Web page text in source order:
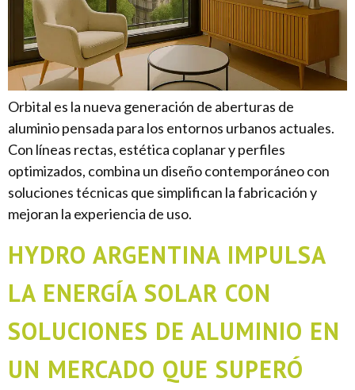
Orbital es la nueva generación de aberturas de
aluminio pensada para los entornos urbanos actuales.
Con líneas rectas, estética coplanar y perfiles
optimizados, combina un diseño contemporáneo con
soluciones técnicas que simplifican la fabricación y
mejoran la experiencia de uso.
HYDRO ARGENTINA IMPULSA
LA ENERGÍA SOLAR CON
SOLUCIONES DE ALUMINIO EN
UN MERCADO QUE SUPERÓ